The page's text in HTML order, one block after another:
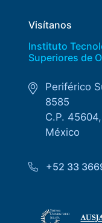
Visítanos
Instituto
Superiores de
Periférico
8585
C.P.
México
+52 33